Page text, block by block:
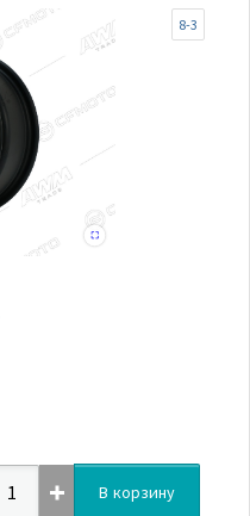
8-3
В корзину